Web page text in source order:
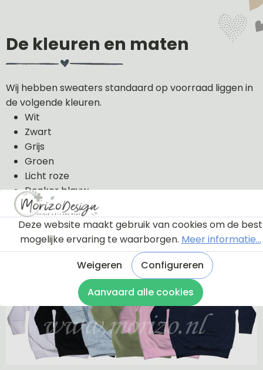
De kleuren en maten
Wij hebben sweaters standaard op voorraad liggen in
de volgende kleuren.
Wit
Zwart
Grijs
Groen
Licht roze
Donker blauw
De sweaters kunnen wij in de volgende maten uit
voorraad leveren: 56, 62, 68, 74, 80, 86, 92, 98 en 104.
De sweaters zijn van 100% katoen gemaakt.
Deze website maakt gebruik van cookies om de best
mogelijke ervaring te waarborgen. Meer informatie...
Weigeren
Configureren
Aanvaard alle cookies